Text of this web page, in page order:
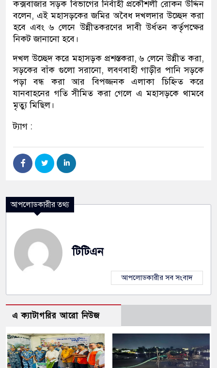
কক্সবাজার সড়ক বিভাগের নির্বাহী প্রকৌশলী রোকন উদ্দিন
বলেন, এই মহাসড়কের জমির অবৈধ দখলদার উচ্ছেদ করা
হবে এবং ৬ লেনে উন্নীতকরণের দাবী উর্ধতন কর্তৃপক্ষের
নিকট জানানো হবে।
দখল উচ্ছেদ করে মহাসড়ক প্রশস্তকরা, ৬ লেনে উন্নীত করা,
সড়কের বাঁক গুলো সরানো, লবণবাহী গাড়ীর পানি সড়কে
পড়া বন্ধ করা আর বিপজ্জনক এলাকা চিহ্নিত করে
যানবাহনের গতি সীমিত করা গেলে এ মহাসড়কে থামবে
মৃত্যু মিছিল।
ট্যাগ :
আপলোডকারীর তথ্য
টিটিএন
আপলোডকারীর সব সংবাদ
এ ক্যাটাগরির আরো নিউজ